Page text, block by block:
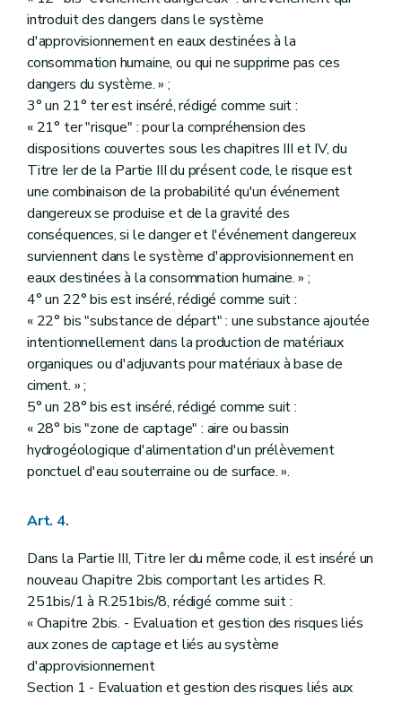
introduit des dangers dans le système
d'approvisionnement en eaux destinées à la
consommation humaine, ou qui ne supprime pas ces
dangers du système. » ;
3° un 21° ter est inséré, rédigé comme suit :
« 21° ter "risque" : pour la compréhension des
dispositions couvertes sous les chapitres III et IV, du
Titre Ier de la Partie III du présent code, le risque est
une combinaison de la probabilité qu'un événement
dangereux se produise et de la gravité des
conséquences, si le danger et l'événement dangereux
surviennent dans le système d'approvisionnement en
eaux destinées à la consommation humaine. » ;
4° un 22° bis est inséré, rédigé comme suit :
« 22° bis "substance de départ" : une substance ajoutée
intentionnellement dans la production de matériaux
organiques ou d'adjuvants pour matériaux à base de
ciment. » ;
5° un 28° bis est inséré, rédigé comme suit :
« 28° bis "zone de captage" : aire ou bassin
hydrogéologique d'alimentation d'un prélèvement
ponctuel d'eau souterraine ou de surface. ».
Art. 4.
Dans la Partie III, Titre Ier du même code, il est inséré un
nouveau Chapitre 2bis comportant les articles R.
251bis/1 à R.251bis/8, rédigé comme suit :
« Chapitre 2bis. - Evaluation et gestion des risques liés
aux zones de captage et liés au système
d'approvisionnement
Section 1 - Evaluation et gestion des risques liés aux